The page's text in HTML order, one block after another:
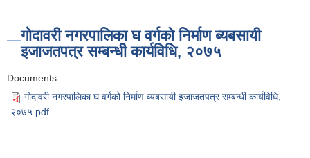
गोदावरी नगरपालिका घ वर्गको निर्माण ब्यबसायी
इजाजतपत्र सम्बन्धी कार्यविधि, २०७५
Documents:
गोदावरी नगरपालिका घ वर्गको निर्माण ब्यबसायी इजाजतपत्र सम्बन्धी कार्यविधि,
२०७५.pdf